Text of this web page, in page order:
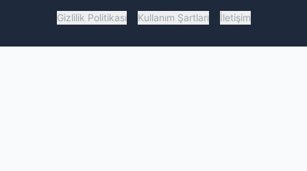
Gizlilik Politikası Kullanım Şartları İletişim